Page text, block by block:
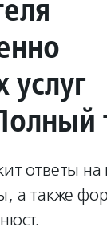
услуг
ответы на
а также